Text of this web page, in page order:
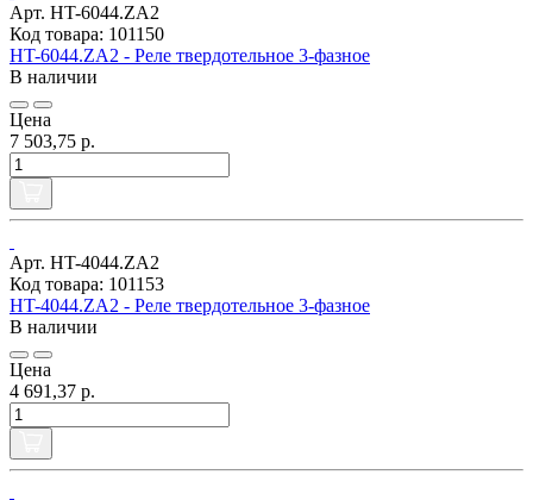
Арт. HT-6044.ZA2
Код товара: 101150
HT-6044.ZA2 - Реле твердотельное 3-фазное
В наличии
Цена
7 503,75 р.
Арт. HT-4044.ZA2
Код товара: 101153
HT-4044.ZA2 - Реле твердотельное 3-фазное
В наличии
Цена
4 691,37 р.